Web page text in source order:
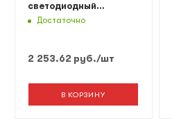
светодиодный
светильник, 12/24 В,
Достаточно
2 253.62 руб./шт
В КОРЗИНУ